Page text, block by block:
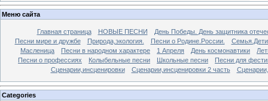
Меню сайта
Главная страница НОВЫЕ ПЕСНИ
День Победы. День защитника
Песни мире и дружбе
Природа,экология. Песни о Родине.России.
Масленица
Песни в народном характере 1 Апреля День космонавтики
Песни о профессиях
Колыбельные песни Школьные песни
Песни для
Сценарии,инсценировки
Сценарии,инсценировки 2 часть
Categories